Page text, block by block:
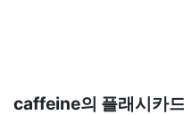
caffeine의 플래시카